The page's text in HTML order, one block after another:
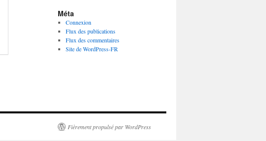
Méta
Connexion
Flux des publications
Flux des commentaires
Site de WordPress-FR
Fièrement propulsé par WordPress